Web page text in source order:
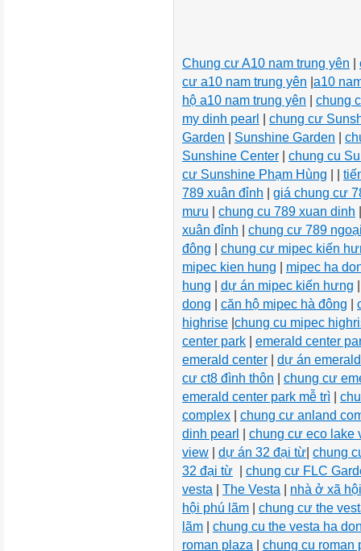
Chung cư A10 nam trung yên
cư a10 nam trung yên a10
hộ a10 nam trung yên
chung
my dinh pearl
chung cư
Garden
Sunshine Garden
Sunshine Center
chung cu
cư Sunshine Phạm Hùng
789 xuân đỉnh
giá chung cư
mưu
chung cu 789 xuan dinh
xuân đỉnh
chung cư 789
đông
chung cư mipec kiến
mipec kien hung
mipec ha
hung
dự án mipec kiến hưng
dong
căn hộ mipec hà đông
highrise chung cu mipec
center park
emerald center
emerald center
dự án
cư ct8 đình thôn
chung cư
emerald center park mễ trì
complex
chung cư anland
dinh pearl
chung cư eco lake
view
dự án 32 đại từ chung
32 đại từ
chung cư FLC
vesta
The Vesta
nhà ở xã
hội phú lãm
chung cư the
lãm
chung cu the vesta ha
roman plaza
chung cu roman